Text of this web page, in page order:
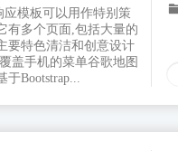
应模板可以用作特别策
有多个页面,包括大量的
要特色清洁和创意设计
盖手机的菜单谷歌地图
于Bootstrap...